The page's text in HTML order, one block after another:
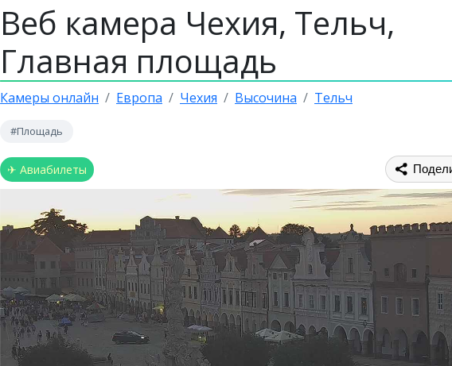
Веб камера Чехия, Тельч,
Главная площадь
Камеры онлайн Европа Чехия Высочина Тельч
#Площадь
✈ Авиабилеты